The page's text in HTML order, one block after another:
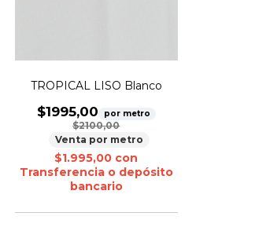
TROPICAL LISO Blanco
$1995,00 por metro
$2100,00
Venta por metro
$1.995,00 con
Transferencia o depósito
bancario